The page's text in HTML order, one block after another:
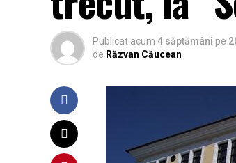
Publicat acum 4 săptămâni pe
de Răzvan Căucean